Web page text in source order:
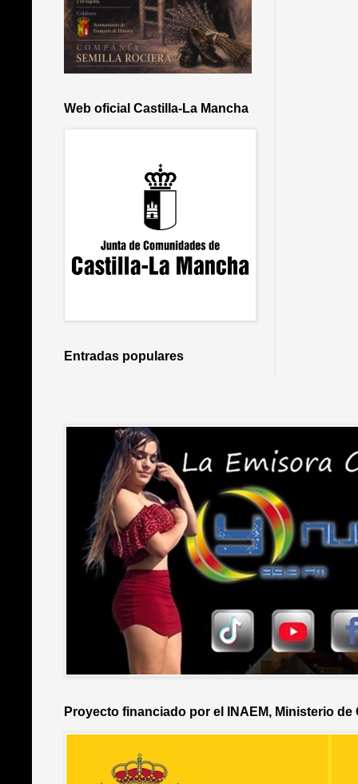
Web oficial Castilla-La Mancha
Entradas populares
Proyecto financiado por el INAEM, Ministerio de